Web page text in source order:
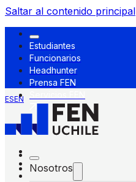
Saltar al contenido principal
Estudiantes
Funcionarios
Headhunter
Prensa FEN
ESEN
Nosotros